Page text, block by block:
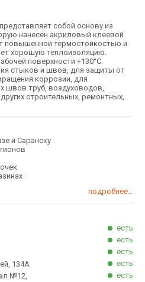
собой основу из
нанесен акриловый клеевой
повышенной термостойкостью и
хорошую теплоизоляцию.
поверхности +130°С.
стыков и швов, для защиты от
коррозии, для
швов труб, воздуховодов,
строительных, ремонтных,
и Саранску
подробнее...
есть
есть
есть
134А
есть
№12,
есть